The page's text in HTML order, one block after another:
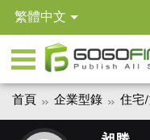
繁體中文
首頁 企業型錄 住宅